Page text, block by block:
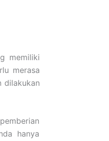
memiliki
merasa
dilakukan
hanya